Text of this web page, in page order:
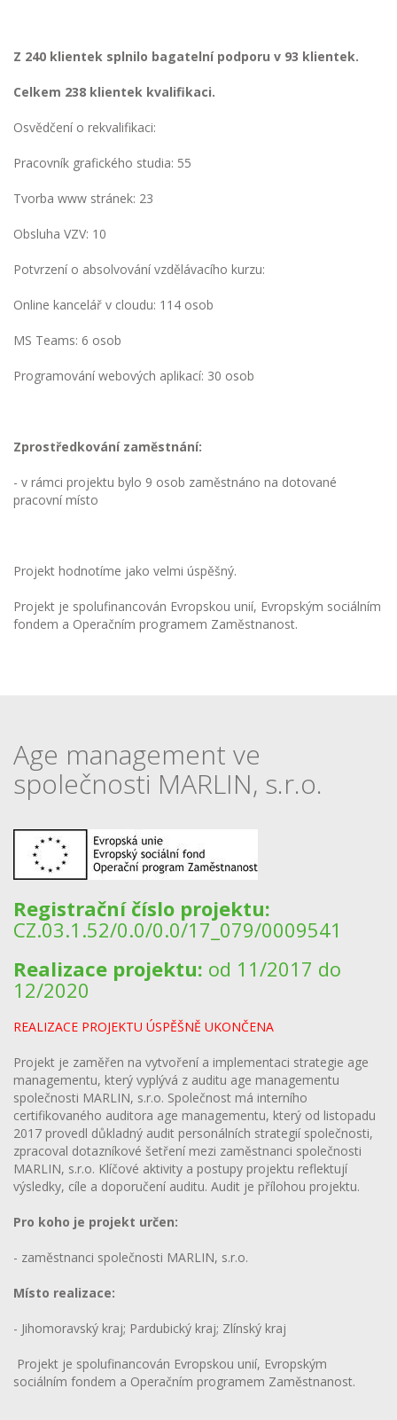
Z 240 klientek splnilo bagatelní podporu v 93 klientek.
Celkem 238 klientek kvalifikaci.
Osvědčení o rekvalifikaci:
Pracovník grafického studia: 55
Tvorba www stránek: 23
Obsluha VZV: 10
Potvrzení o absolvování vzdělávacího kurzu:
Online kancelář v cloudu: 114 osob
MS Teams: 6 osob
Programování webových aplikací: 30 osob
Zprostředkování zaměstnání:
- v rámci projektu bylo 9 osob zaměstnáno na dotované
pracovní místo
Projekt hodnotíme jako velmi úspěšný.
Projekt je spolufinancován Evropskou unií, Evropským sociálním
fondem a Operačním programem Zaměstnanost.
Age management ve
společnosti MARLIN, s.r.o.
Registrační číslo projektu:
CZ.03.1.52/0.0/0.0/17_079/0009541
Realizace projektu: od 11/2017 do
12/2020
REALIZACE PROJEKTU ÚSPĚŠNĚ UKONČENA
Projekt je zaměřen na vytvoření a implementaci strategie age
managementu, který vyplývá z auditu age managementu
společnosti MARLIN, s.r.o. Společnost má interního
certifikovaného auditora age managementu, který od listopadu
2017 provedl důkladný audit personálních strategií společnosti,
zpracoval dotazníkové šetření mezi zaměstnanci společnosti
MARLIN, s.r.o. Klíčové aktivity a postupy projektu reflektují
výsledky, cíle a doporučení auditu. Audit je přílohou projektu.
Pro koho je projekt určen:
- zaměstnanci společnosti MARLIN, s.r.o.
Místo realizace:
- Jihomoravský kraj; Pardubický kraj; Zlínský kraj
Projekt je spolufinancován Evropskou unií, Evropským
sociálním fondem a Operačním programem Zaměstnanost.